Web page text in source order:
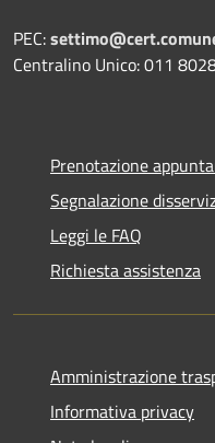
PEC:
Centralino Unico: 011
Prenotazione
Segnalazione
Leggi le FAQ
Richiesta assistenza
Amministrazione
Informativa privacy